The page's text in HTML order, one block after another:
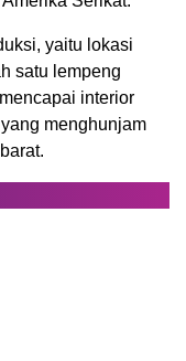
yaitu lokasi
satu lempeng
interior
menghunjam